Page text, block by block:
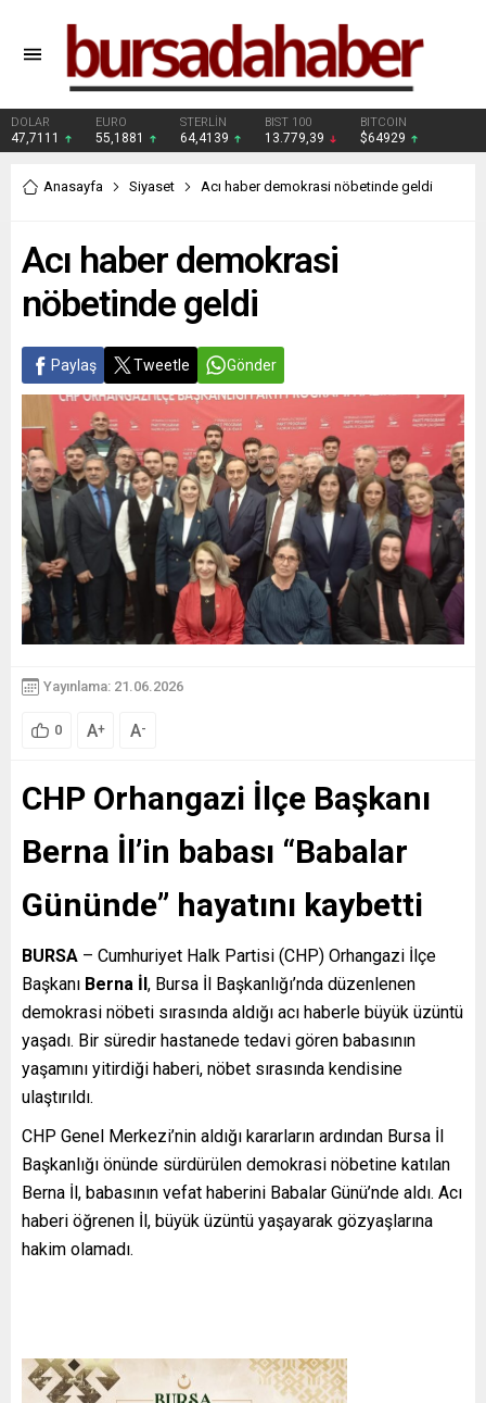
DOLAR
47,7111
EURO
55,1881
STERLİN
64,4139
BIST 100
13.779,39
BITCOIN
$64929
Anasayfa Siyaset Acı haber demokrasi nöbetinde geldi
Acı haber demokrasi
nöbetinde geldi
Paylaş Tweetle Gönder
Yayınlama: 21.06.2026
0 A+ A-
CHP Orhangazi İlçe Başkanı
Berna İl’in babası “Babalar
Gününde” hayatını kaybetti
BURSA – Cumhuriyet Halk Partisi (CHP) Orhangazi İlçe
Başkanı Berna İl, Bursa İl Başkanlığı’nda düzenlenen
demokrasi nöbeti sırasında aldığı acı haberle büyük üzüntü
yaşadı. Bir süredir hastanede tedavi gören babasının
yaşamını yitirdiği haberi, nöbet sırasında kendisine
ulaştırıldı.
CHP Genel Merkezi’nin aldığı kararların ardından Bursa İl
Başkanlığı önünde sürdürülen demokrasi nöbetine katılan
Berna İl, babasının vefat haberini Babalar Günü’nde aldı. Acı
haberi öğrenen İl, büyük üzüntü yaşayarak gözyaşlarına
hakim olamadı.